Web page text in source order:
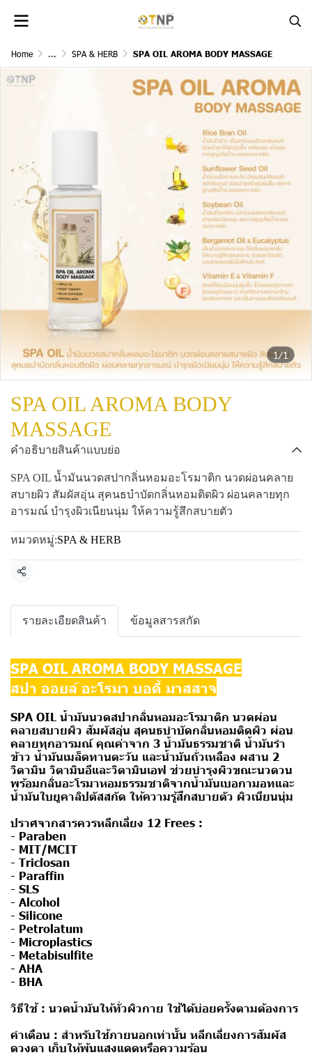
Home ... SPA & HERB SPA OIL AROMA BODY MASSAGE
1/1
SPA OIL AROMA BODY
MASSAGE
คำอธิบายสินค้าแบบย่อ
SPA OIL น้ำมันนวดสปากลิ่นหอมอะโรมาติก นวดผ่อนคลาย
สบายผิว สัมผัสอุ่น สุคนธบำบัดกลิ่นหอมติดผิว ผ่อนคลายทุก
อารมณ์ บำรุงผิวเนียนนุ่ม ให้ความรู้สึกสบายตัว
หมวดหมู่:SPA & HERB
แชร์
รายละเอียดสินค้า ข้อมูลสารสกัด
SPA OIL AROMA BODY MASSAGE
สปา ออยล์ อะโรมา บอดี้ มาสสาจ
SPA OIL น้ำมันนวดสปากลิ่นหอมอะโรมาติก นวดผ่อน
คลายสบายผิว สัมผัสอุ่น สุคนธบำบัดกลิ่นหอมติดผิว ผ่อน
คลายทุกอารมณ์ คุณค่าจาก 3 น้ำมันธรรมชาติ น้ำมันรำ
ข้าว น้ำมันเมล็ดทานตะวัน และน้ำมันถั่วเหลือง ผสาน 2
วิตามิน วิตามินอีและวิตามินเอฟ ช่วยบำรุงผิวขณะนวดวน
พร้อมกลิ่นอะโรมาหอมธรรมชาติจากน้ำมันเบอกามอทและ
น้ำมันใบยูคาลิปตัสสกัด ให้ความรู้สึกสบายตัว ผิวเนียนนุ่ม
ปราศจากสารควรหลีกเลี่ยง 12 Frees :
- Paraben
- MIT/MCIT
- Triclosan
- Paraffin
- SLS
- Alcohol
- Silicone
- Petrolatum
- Microplastics
- Metabisulfite
- AHA
- BHA
วิธีใช้ : นวดน้ำมันให้ทั่วผิวกาย ใช้ได้บ่อยครั้งตามต้องการ
คำเตือน : สำหรับใช้ภายนอกเท่านั้น หลีกเลี่ยงการสัมผัส
ดวงตา เก็บให้พ้นแสงแดดหรือความร้อน